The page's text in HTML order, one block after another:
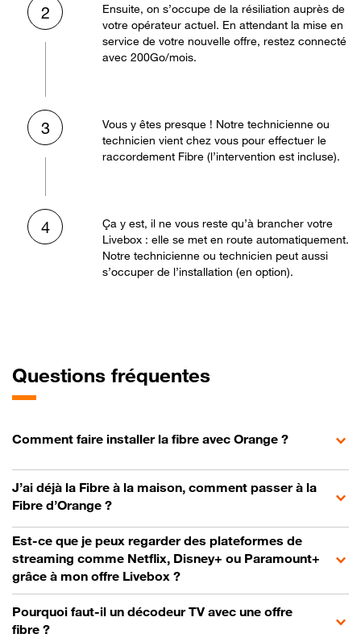
2
Ensuite, on s’occupe de la résiliation auprès de
votre opérateur actuel. En attendant la mise en
service de votre nouvelle offre, restez connecté
avec 200Go/mois.
3
Vous y êtes presque ! Notre technicienne ou
technicien vient chez vous pour effectuer le
raccordement Fibre (l’intervention est incluse).
4
Ça y est, il ne vous reste qu’à brancher votre
Livebox : elle se met en route automatiquement.
Notre technicienne ou technicien peut aussi
s’occuper de l’installation (en option).
Questions fréquentes
Comment faire installer la fibre avec Orange ?
J’ai déjà la Fibre à la maison, comment passer à la
Fibre d’Orange ?
Est-ce que je peux regarder des plateformes de
streaming comme Netflix, Disney+ ou Paramount+
grâce à mon offre Livebox ?
Pourquoi faut-il un décodeur TV avec une offre
fibre ?